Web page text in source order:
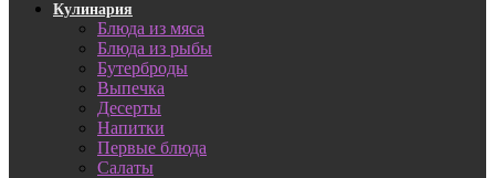
Кулинария
Блюда из мяса
Блюда из рыбы
Бутерброды
Выпечка
Десерты
Напитки
Первые блюда
Салаты